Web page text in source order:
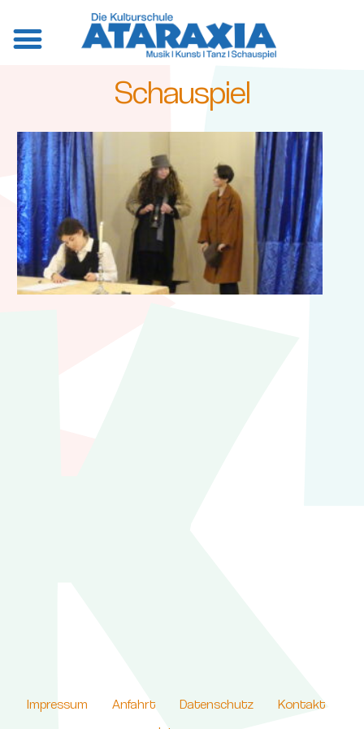
Schauspiel
Impressum Anfahrt Datenschutz
Kontakt